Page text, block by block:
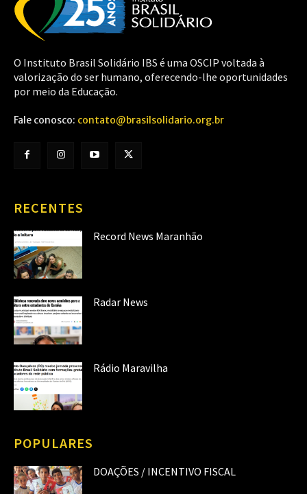
O Instituto Brasil Solidário IBS é uma OSCIP voltada à
valorização do ser humano, oferecendo-lhe oportunidades
por meio da Educação.
Fale conosco: contato@brasilsolidario.org.br
RECENTES
Record News Maranhão
Radar News
Rádio Maravilha
POPULARES
DOAÇÕES / INCENTIVO FISCAL